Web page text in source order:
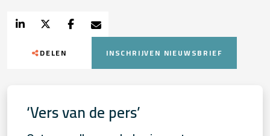
DELEN INSCHRIJVEN NIEUWSBRIEF
‘Vers van de pers’